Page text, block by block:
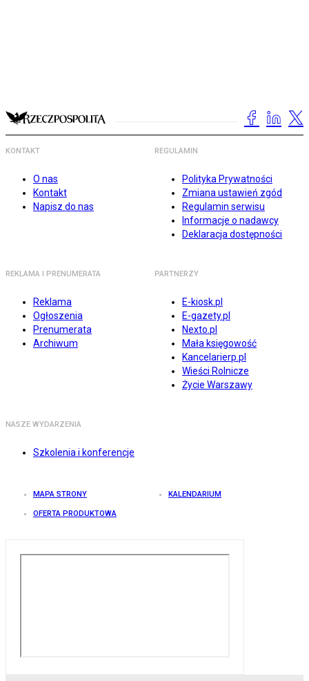
KONTAKT
O nas
Kontakt
Napisz do nas
REGULAMIN
Polityka Prywatności
Zmiana ustawień zgód
Regulamin serwisu
Informacje o nadawcy
Deklaracja dostępności
REKLAMA I PRENUMERATA
Reklama
Ogłoszenia
Prenumerata
Archiwum
PARTNERZY
E-kiosk.pl
E-gazety.pl
Nexto.pl
Mała księgowość
Kancelarierp.pl
Wieści Rolnicze
Życie Warszawy
NASZE WYDARZENIA
Szkolenia i konferencje
MAPA STRONY KALENDARIUM
OFERTA PRODUKTOWA